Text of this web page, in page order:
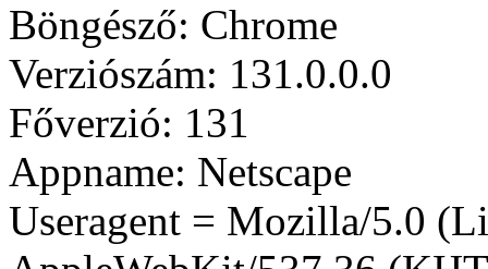
Böngésző: Chrome
Verziószám: 131.0.0.0
Főverzió: 131
Appname: Netscape
Useragent = Mozilla/5.0